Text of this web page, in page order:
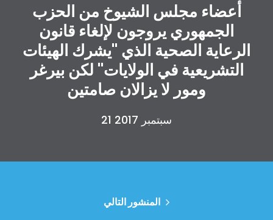
أعضاء مجلس الشيوخ من الحزب
الجمهوري يروجون لإلغاء قانون
الرعاية الصحية الذي "يشرك الهيئات
التشريعية في الولايات" لكن بيرغر
ومور لا يزالان صامتين
21 سبتمبر 2017
المنشور التالي